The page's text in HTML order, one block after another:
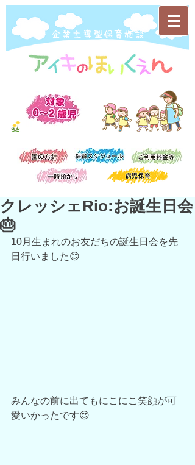
​企業主導型保育施設
クレッシェRio:お誕生日会
🎂
10月生まれのお友だちの誕生日会を先
日行いました😊
みんなの前に出てもにこにこ笑顔が可
愛いかったです😍